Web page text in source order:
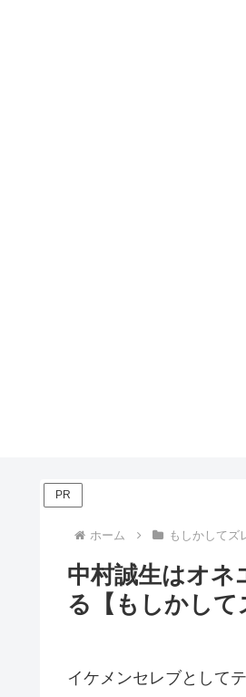
PR
ホーム もしかしてズ
中村誠生はオネ
る【もしかして
イケメンセレブとして